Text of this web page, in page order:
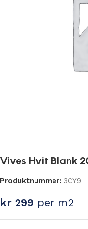
Vives Hvit Blank
Produktnummer: 3CY9
kr 299 per m2